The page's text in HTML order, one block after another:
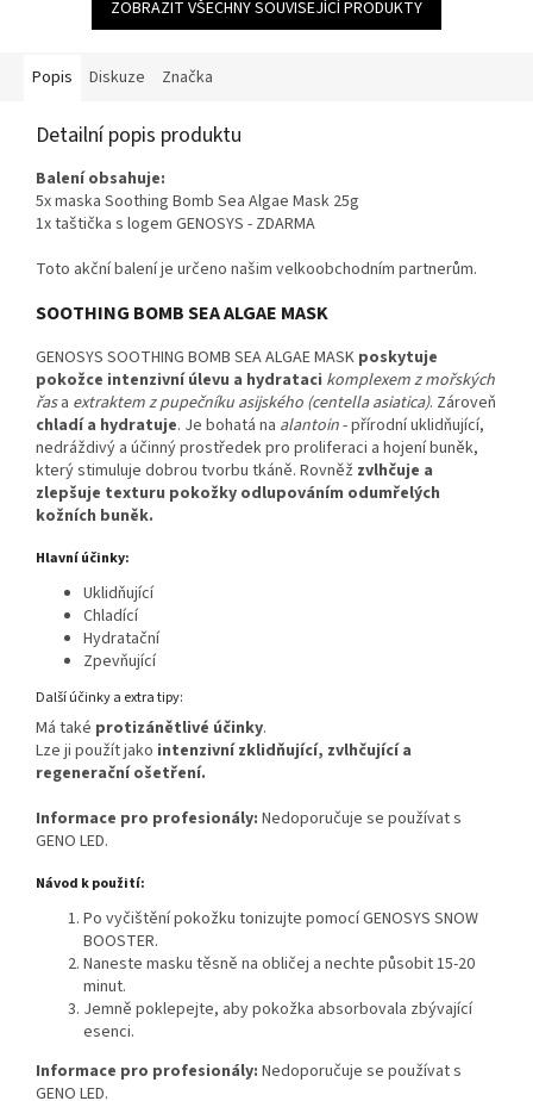
ZOBRAZIT VŠECHNY SOUVISEJÍCÍ PRODUKTY
Popis Diskuze Značka
Detailní popis produktu
Balení obsahuje:
5x maska Soothing Bomb Sea Algae Mask 25g
1x taštička s logem GENOSYS - ZDARMA
Toto akční balení je určeno našim velkoobchodním partnerům.
SOOTHING BOMB SEA ALGAE MASK
GENOSYS SOOTHING BOMB SEA ALGAE MASK poskytuje
pokožce intenzivní úlevu a hydrataci komplexem z mořských
řasa extraktem z pupečníku asijského (centella asiatica). Zároveň
chladí a hydratuje. Je bohatá na alantoin- přírodní uklidňující,
nedráždivý a účinný prostředek pro proliferaci a hojení buněk,
který stimuluje dobrou tvorbu tkáně. Rovněž zvlhčuje a
zlepšuje texturu pokožky odlupováním odumřelých
kožních buněk.
Hlavní účinky:
Uklidňující
Chladící
Hydratační
Zpevňující
Další účinky a extra tipy:
Má také protizánětlivé účinky.
Lze ji použít jako intenzivní zklidňující, zvlhčující a
regenerační ošetření.
Informace pro profesionály: Nedoporučuje se používat s
GENO LED.
Návod k použití:
Po vyčištění pokožku tonizujte pomocí GENOSYS SNOW
BOOSTER.
Naneste masku těsně na obličej a nechte působit 15-20
minut.
Jemně poklepejte, aby pokožka absorbovala zbývající
esenci.
Informace pro profesionály: Nedoporučuje se používat s
GENO LED.